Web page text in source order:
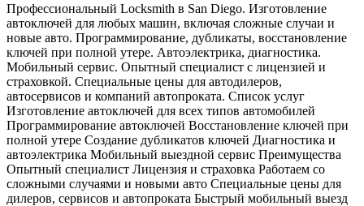
Профессиональный Locksmith в San Diego. Изготовление
автоключей для любых машин, включая сложные случаи и
новые авто. Программирование, дубликаты, восстановление
ключей при полной утере. Автоэлектрика, диагностика.
Мобильный сервис. Опытный специалист с лицензией и
страховкой. Специальные цены для автодилеров,
автосервисов и компаний автопроката. Список услуг
Изготовление автоключей для всех типов автомобилей
Программирование автоключей Восстановление ключей при
полной утере Создание дубликатов ключей Диагностика и
автоэлектрика Мобильный выездной сервис Преимущества
Опытный специалист Лицензия и страховка Работаем со
сложными случаями и новыми авто Специальные цены для
дилеров, сервисов и автопроката Быстрый мобильный выезд